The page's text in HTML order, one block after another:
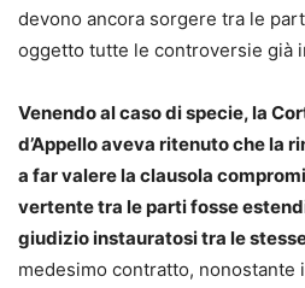
devono ancora sorgere tra le
oggetto tutte le controversie già
Venendo al caso di specie, la
d’Appello aveva ritenuto che la
a far valere la clausola
vertente tra le parti fosse
giudizio instauratosi tra le
medesimo contratto, nonostante